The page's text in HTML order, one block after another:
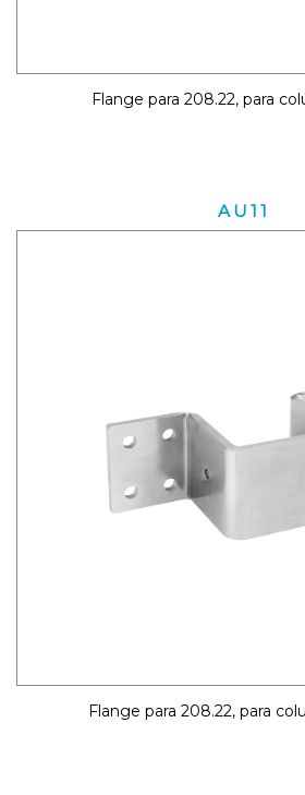
Flange para 208.22, para
AU11
Flange para 208.22, para